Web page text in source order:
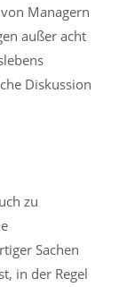
Managern
außer acht
Diskussion
zu
Sachen
in der Regel